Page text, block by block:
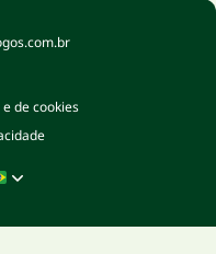
de cookies